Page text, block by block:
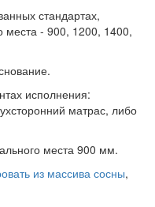
стандартах,
места - 900, 1200, 1400,
исполнения:
матрас, либо
места 900 мм.
из массива сосны,